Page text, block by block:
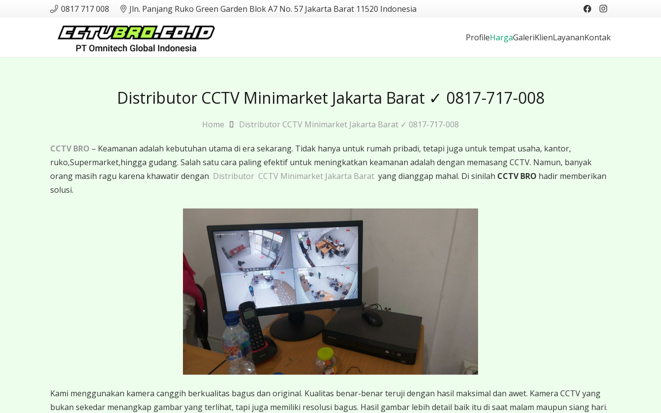
0817 717 008 Jln. Panjang Ruko Green Garden Blok A7 No. 57 Jakarta Barat 11520 Indonesia
ProfileHargaGaleriKlienLayananKontak
Distributor CCTV Minimarket Jakarta Barat ✓ 0817-717-008
Home Distributor CCTV Minimarket Jakarta Barat ✓ 0817-717-008
CCTV BRO – Keamanan adalah kebutuhan utama di era sekarang. Tidak hanya untuk rumah pribadi, tetapi juga untuk tempat usaha, kantor,
ruko,Supermarket,hingga gudang. Salah satu cara paling efektif untuk meningkatkan keamanan adalah dengan memasang CCTV. Namun, banyak
orang masih ragu karena khawatir dengan Distributor CCTV Minimarket Jakarta Barat yang dianggap mahal. Di sinilah CCTV BRO hadir memberikan
solusi.
Kami menggunakan kamera canggih berkualitas bagus dan original. Kualitas benar-benar teruji dengan hasil maksimal dan awet. Kamera CCTV yang
bukan sekedar menangkap gambar yang terlihat, tapi juga memiliki resolusi bagus. Hasil gambar lebih detail baik itu di saat malam maupun siang hari.